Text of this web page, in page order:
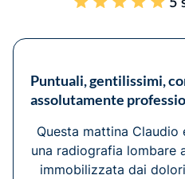
Puntuali, gentilissimi,
assolutamente
Questa mattina
una radiografia lombare
immobilizzata dai